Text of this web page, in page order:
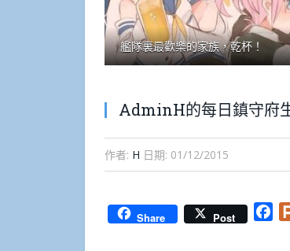
艦隊裏最歡樂的家族，乾杯！
AdminH的每日鎮守府
作者: H 日期: 01/12/2015
Share Post